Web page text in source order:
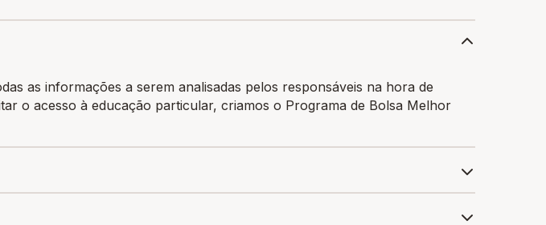
as informações a serem analisadas pelos responsáveis na hora de
o acesso à educação particular, criamos o Programa de Bolsa Melhor
nas mensalidades. Para garantir a bolsa de estudo, os pais devem